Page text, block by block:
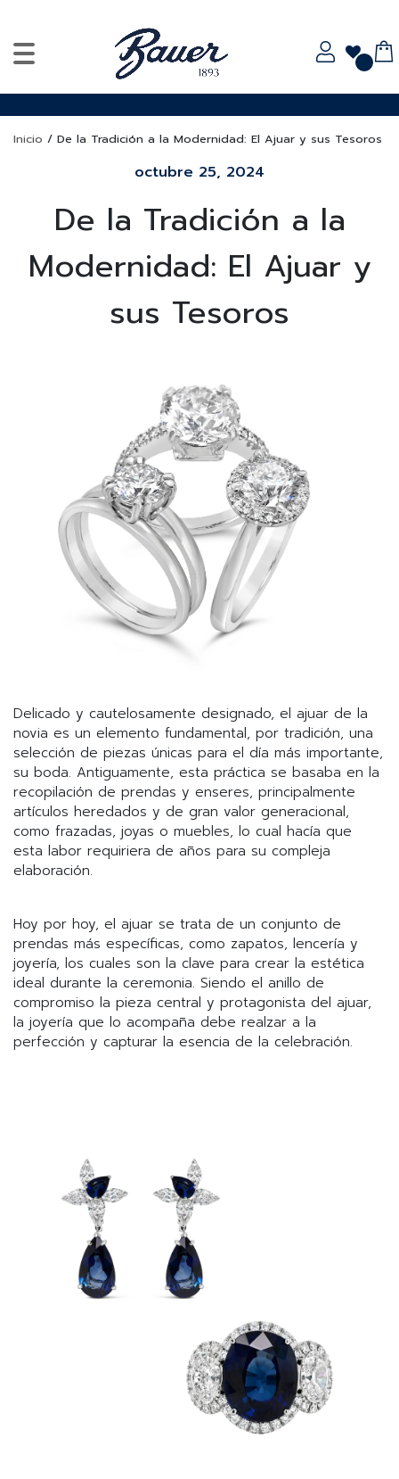
Inicio / De la Tradición a la Modernidad: El Ajuar y sus Tesoros
octubre 25, 2024
De la Tradición a la
Modernidad: El Ajuar y
sus Tesoros
Delicado y cautelosamente designado, el ajuar de la
novia es un elemento fundamental, por tradición, una
selección de piezas únicas para el día más importante,
su boda. Antiguamente, esta práctica se basaba en la
recopilación de prendas y enseres, principalmente
artículos heredados y de gran valor generacional,
como frazadas, joyas o muebles, lo cual hacía que
esta labor requiriera de años para su compleja
elaboración.
Hoy por hoy, el ajuar se trata de un conjunto de
prendas más específicas, como zapatos, lencería y
joyería, los cuales son la clave para crear la estética
ideal durante la ceremonia. Siendo el anillo de
compromiso la pieza central y protagonista del ajuar,
la joyería que lo acompaña debe realzar a la
perfección y capturar la esencia de la celebración.